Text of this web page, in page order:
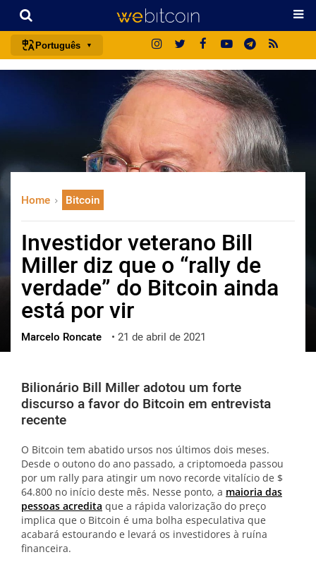
Português
日本語
русский
한국어
العربية
ไทย
ქართული
vietnamese
Home Bitcoin
Investidor veterano Bill
Miller diz que o “rally de
verdade” do Bitcoin ainda
está por vir
Marcelo Roncate • 21 de abril de 2021
Bilionário Bill Miller adotou um forte
discurso a favor do Bitcoin em entrevista
recente
O Bitcoin tem abatido ursos nos últimos dois meses.
Desde o outono do ano passado, a criptomoeda passou
por um rally para atingir um novo recorde vitalício de $
64.800 no início deste mês. Nesse ponto, a maioria das
pessoas acredita que a rápida valorização do preço
implica que o Bitcoin é uma bolha especulativa que
acabará estourando e levará os investidores à ruína
financeira.